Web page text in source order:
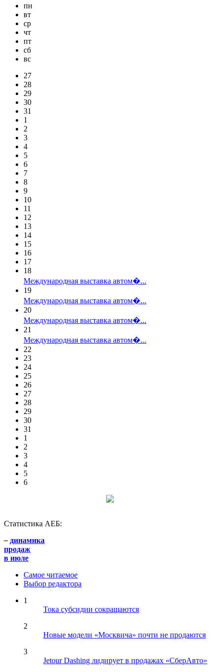
пн
вт
ср
чт
пт
сб
вс
27
28
29
30
31
1
2
3
4
5
6
7
8
9
10
11
12
13
14
15
16
17
18
Международная выставка автом�...
19
Международная выставка автом�...
20
Международная выставка автом�...
21
Международная выставка автом�...
22
23
24
25
26
27
28
29
30
31
1
2
3
4
5
6
Статистика АЕБ:
– динамика
продаж
в июле
Самое читаемое
Выбор редактора
1
Тока субсидии сокращаются
2
Новые модели «Москвича» почти не продаются
3
Jetour Dashing лидирует в продажах «СберАвто»